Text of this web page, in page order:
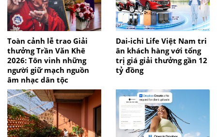
Toàn cảnh lễ trao Giải
thưởng Trần Văn Khê
2026: Tôn vinh những
người giữ mạch nguồn
âm nhạc dân tộc
Dai-ichi Life Việt Nam tri
ân khách hàng với tổng
trị giá giải thưởng gần 12
tỷ đồng